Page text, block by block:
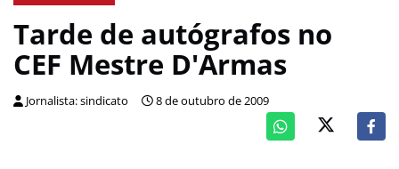
Tarde de autógrafos no
CEF Mestre D'Armas
Jornalista: sindicato 8 de outubro de 2009